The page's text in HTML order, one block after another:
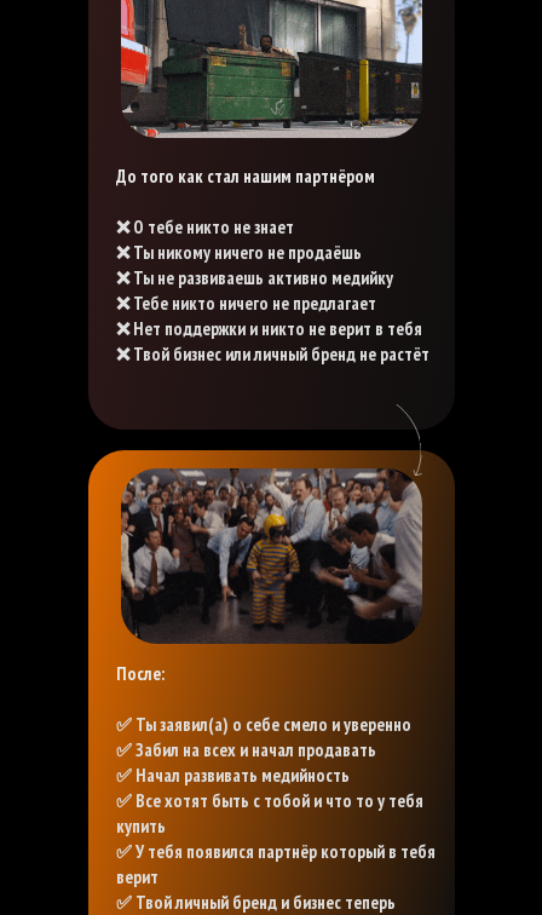
До того как стал нашим партнёром
❌ О тебе никто не знает
❌ Ты никому ничего не продаёшь
❌ Ты не развиваешь активно медийку
❌ Тебе никто ничего не предлагает
❌ Нет поддержки и никто не верит в тебя
❌ Твой бизнес или личный бренд не растёт
После:
✅ Ты заявил(а) о себе смело и уверенно
✅ Забил на всех и начал продавать
✅ Начал развивать медийность
✅ Все хотят быть с тобой и что то у тебя
купить
✅ У тебя появился партнёр который в тебя
верит
✅ Твой личный бренд и бизнес теперь